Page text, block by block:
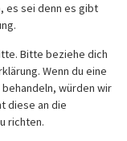
es sei denn es gibt
Bitte beziehe dich
Wenn du eine
würden wir
diese an die
richten.